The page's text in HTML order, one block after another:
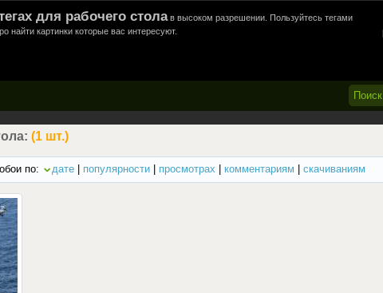
для рабочего столав высоком разрешении. Пользуйтесь тегами
найти картинки которые вас интересуют.
(1 шт.)
по: дате популярности просмотрах комментариям скачиваниям